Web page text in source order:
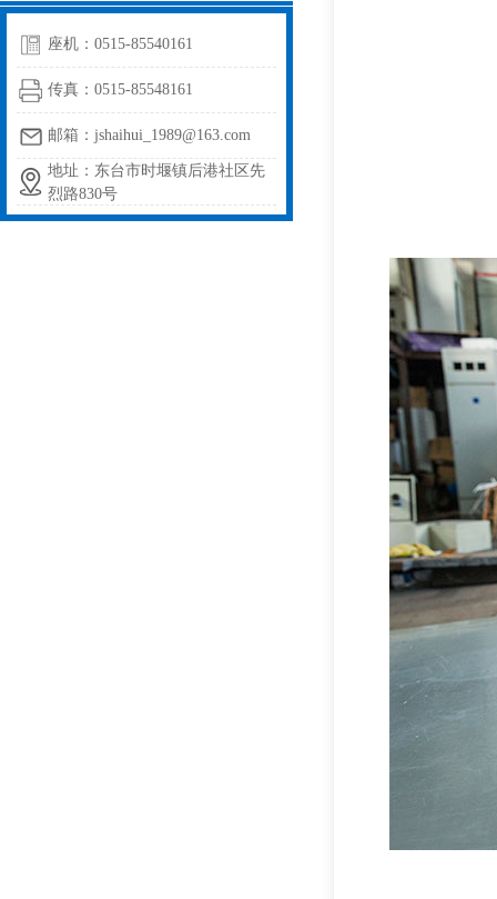
座机：0515-85540161
传真：0515-85548161
邮箱：jshaihui_1989@163.com
地址：东台市时堰镇后港社区先
烈路830号